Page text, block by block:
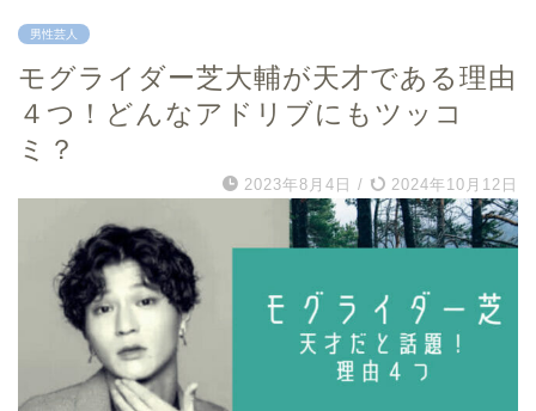
男性芸人
モグライダー芝大輔が天才である理由
４つ！どんなアドリブにもツッコ
ミ？
2023年8月4日 / 2024年10月12日